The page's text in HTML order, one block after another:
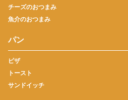
チーズのおつまみ
魚介のおつまみ
パン
ピザ
トースト
サンドイッチ